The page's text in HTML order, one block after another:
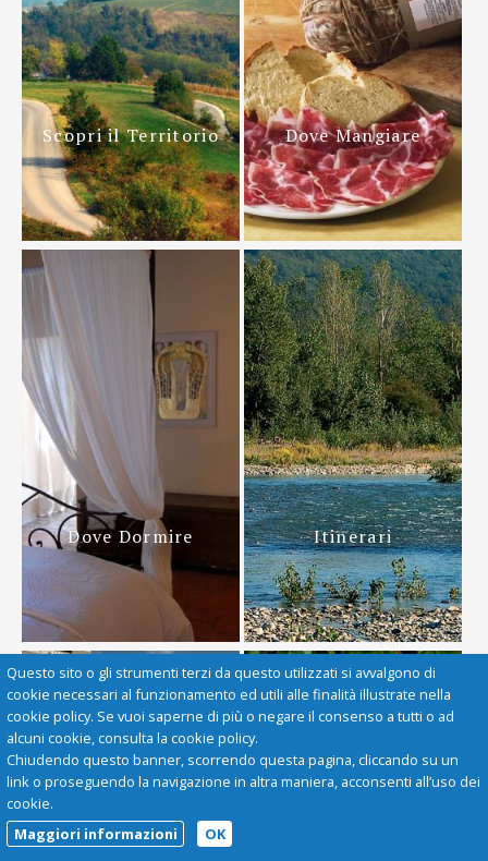
Scopri il Territorio Dove Mangiare
Dove Dormire Itinerari
Questo sito o gli strumenti terzi da questo utilizzati si avvalgono di
cookie necessari al funzionamento ed utili alle finalità illustrate nella
cookie policy. Se vuoi saperne di più o negare il consenso a tutti o ad
alcuni cookie, consulta la cookie policy.
Chiudendo questo banner, scorrendo questa pagina, cliccando su un
link o proseguendo la navigazione in altra maniera, acconsenti all’uso dei
cookie.
Maggiori informazioni
OK